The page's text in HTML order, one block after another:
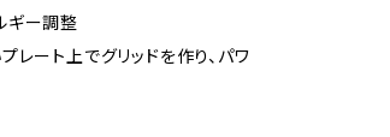
ギー調整
レート上でグリッドを作り、パワ